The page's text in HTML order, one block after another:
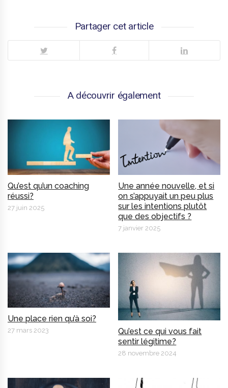
Partager cet article
A découvrir également
Qu’est qu’un coaching
réussi?
27 juin 2025
Une année nouvelle, et si
on s’appuyait un peu plus
sur les intentions plutôt
que des objectifs ?
7 janvier 2025
Une place rien qu’à soi?
27 mars 2023
Qu’est ce qui vous fait
sentir légitime?
28 novembre 2024